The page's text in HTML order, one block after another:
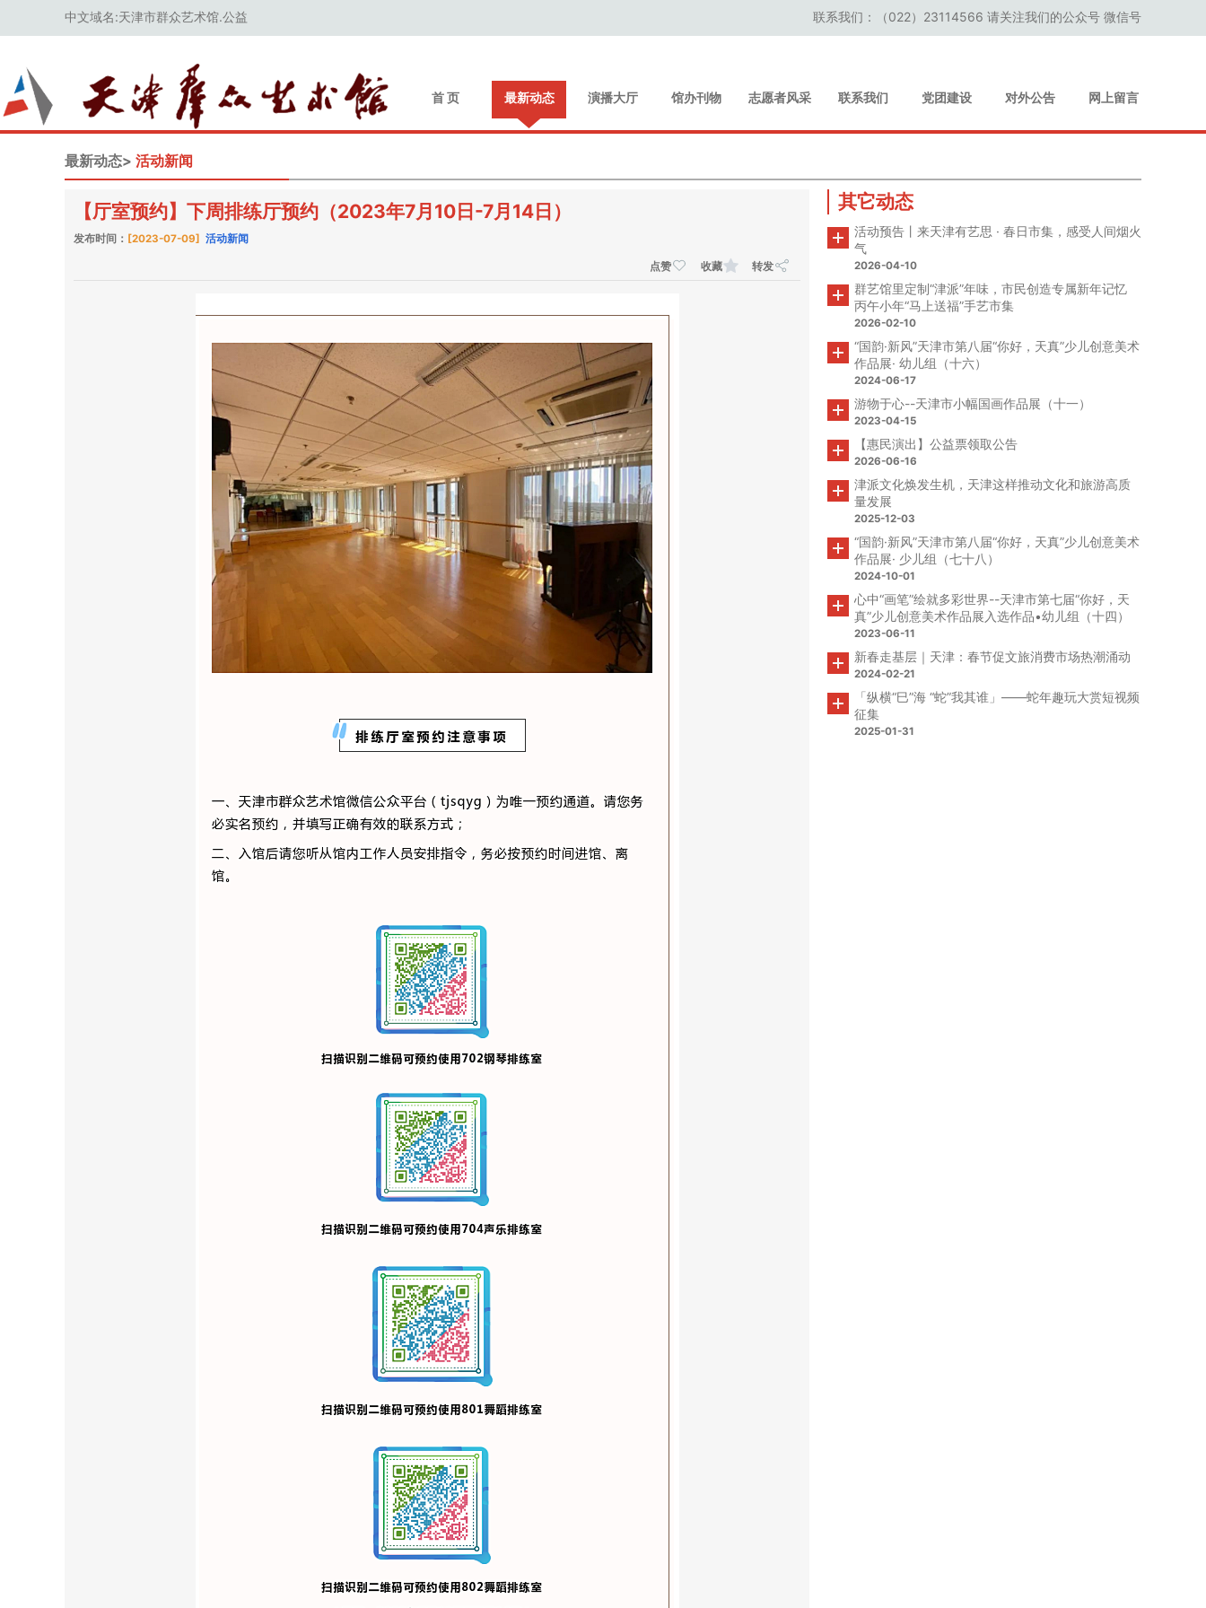
中文域名:天津市群众艺术馆.公益 联系我们：（022）23114566 请关注我们的公众号 微信号
首 页 最新动态 演播大厅 馆办刊物 志愿者风采 联系我们 党团建设 对外公告 网上留言
最新动态> 活动新闻
【厅室预约】下周排练厅预约（2023年7月10日-7月14日）
发布时间： [2023-07-09] 活动新闻
点赞 收藏 转发
其它动态
活动预告丨来天津有艺思 · 春日市集，感受人间烟火
气
2026-04-10
群艺馆里定制“津派”年味，市民创造专属新年记忆
丙午小年“马上送福”手艺市集
2026-02-10
“国韵·新风”天津市第八届“你好，天真”少儿创意美术
作品展· 幼儿组（十六）
2024-06-17
游物于心--天津市小幅国画作品展（十一）
2023-04-15
【惠民演出】公益票领取公告
2026-06-16
津派文化焕发生机，天津这样推动文化和旅游高质
量发展
2025-12-03
“国韵·新风”天津市第八届“你好，天真”少儿创意美术
作品展· 少儿组（七十八）
2024-10-01
心中“画笔”绘就多彩世界--天津市第七届“你好，天
真”少儿创意美术作品展入选作品•幼儿组（十四）
2023-06-11
新春走基层｜天津：春节促文旅消费市场热潮涌动
2024-02-21
「纵横“巳”海 “蛇”我其谁」——蛇年趣玩大赏短视频
征集
2025-01-31